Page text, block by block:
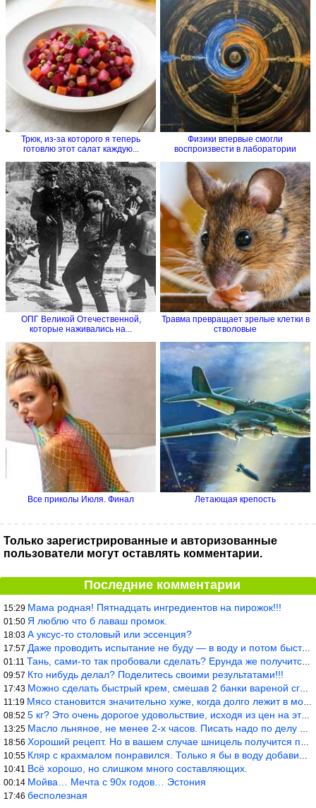
Трюк, из-за которого я теперь
готовлю этот салат каждую...
Физики впервые смогли
воспроизвести в лаборатории
ОПГ Великой Отечественной,
которые наживались на...
Травма превращает зрелые клетки в
стволовые
Все приколы Июля. Финал Летающая крепость
Только зарегистрированные и авторизованные
пользователи могут оставлять комментарии.
Последние комментарии
15:29 Мама родная! Пятнадцать ингредиентов на пирожок!!!
01:50 Я люблю что б лаваш промок.
18:03 А уксус-то столовый или эссенция?
17:57 Даже проводить испытание не буду — в воду и потом быстро в раска
01:11 Тань, сами-то так пробовали сделать? Ерунда же получится. Нет, с
09:57 Кто нибудь делал? Поделитесь своими результатами!!!
17:43 Можно сделать быстрый крем, смешав 2 банки вареной сгущенки со с
11:19 Мясо становится значительно хуже, когда долго лежит в морозилке
08:52 5 кг? Это очень дорогое удовольствие, исходя из цен на эту ягоду
13:25 Масло льняное, не менее 2-х часов. Писать надо по делу и подробн
18:56 Хороший рецепт. Но в вашем случае шницель получится парено-варен
10:55 Кляр с крахмалом понравился. Только я бы в воду добавил бы молок
10:41 Всё хорошо, но слишком много составляющих.
00:14 Мойва… Мечта с 90х годов… Эстония
17:46 бесполезная